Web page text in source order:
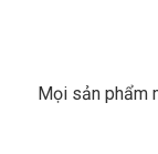
Mọi sản phẩm